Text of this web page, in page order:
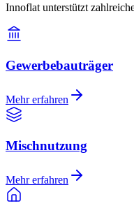
Innoflat unterstützt
Gewerbebauträger
Mehr erfahren
Mischnutzung
Mehr erfahren